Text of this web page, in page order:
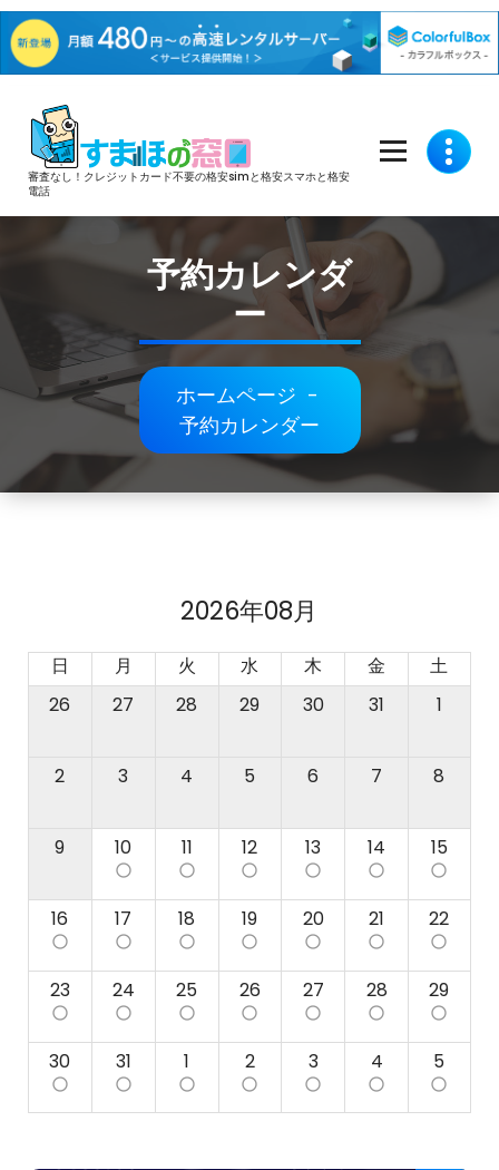
ツ
キ
ッ
審査なし！クレジットカード不要の格安simと格安スマホと格安
電話
予約カレンダ
ー
ホームページ -
予約カレンダー
2026年08月
日 月 火 水 木 金
土
26
27 28 29 30 31 1
2 3 4 5 6 7 8
9 10
panorama_fish_eye
11
panorama_fish_eye
12
panorama_fish_eye
13
panorama_fish_eye
14
panorama_fish_eye
15
panorama_fish_eye
16
panorama_fish_eye
17
panorama_fish_eye
18
panorama_fish_eye
19
panorama_fish_eye
20
panorama_fish_eye
21
panorama_fish_eye
22
panorama_fish_eye
23
panorama_fish_eye
24
panorama_fish_eye
25
panorama_fish_eye
26
panorama_fish_eye
27
panorama_fish_eye
28
panorama_fish_eye
29
panorama_fish_eye
30
panorama_fish_eye
31
panorama_fish_eye
1
panorama_fish_eye
2
panorama_fish_eye
3
panorama_fish_eye
4
panorama_fish_eye
5
panorama_fish_eye